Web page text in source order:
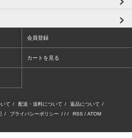
会員登録
カートを見る
て / 配送・送料について / 返品について /
/ プライバシーポリシー / / / RSS / ATOM